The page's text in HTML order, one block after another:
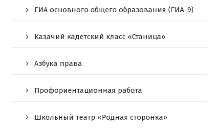
ГИА основного общего образования (ГИА-9)
Казачий кадетский класс «Станица»
Азбука права
Профориентационная работа
Школьный театр «Родная сторонка»